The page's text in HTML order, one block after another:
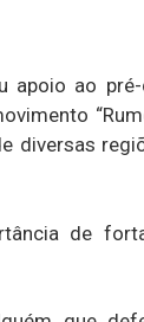
apoio ao
diversas
de